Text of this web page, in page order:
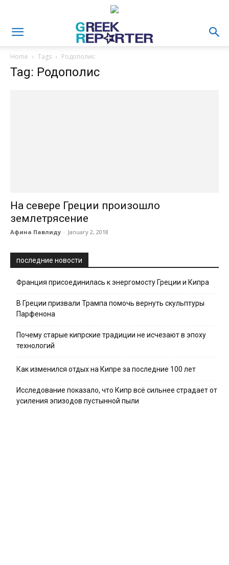
Home Tags Родополис
Tag: Родополис
На севере Греции произошло
землетрясение
Афина Павлиду - January 2, 2018
последние новости
Франция присоединилась к энергомосту Греции и Кипра
В Греции призвали Трампа помочь вернуть скульптуры
Парфенона
Почему старые кипрские традиции не исчезают в эпоху
технологий
Как изменился отдых на Кипре за последние 100 лет
Исследование показало, что Кипр всё сильнее страдает от
усиления эпизодов пустынной пыли